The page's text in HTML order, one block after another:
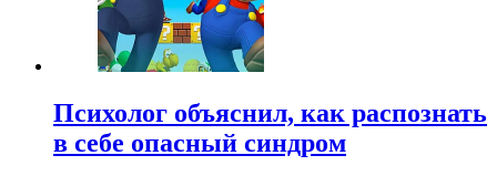
Психолог объяснил, как распознать
в себе опасный синдром